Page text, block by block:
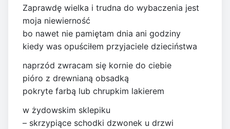
Zaprawdę wielka i trudna do wybaczenia jest
moja niewierność
bo nawet nie pamiętam dnia ani godziny
kiedy was opuściłem przyjaciele dzieciństwa
naprzód zwracam się kornie do ciebie
pióro z drewnianą obsadką
pokryte farbą lub chrupkim lakierem
w żydowskim sklepiku
– skrzypiące schodki dzwonek u drzwi